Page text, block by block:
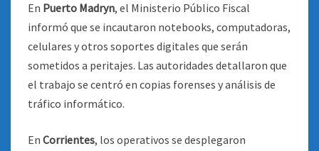
En Puerto Madryn, el Ministerio Público Fiscal
informó que se incautaron notebooks, computadoras,
celulares y otros soportes digitales que serán
sometidos a peritajes. Las autoridades detallaron que
el trabajo se centró en copias forenses y análisis de
tráfico informático.
En Corrientes, los operativos se desplegaron